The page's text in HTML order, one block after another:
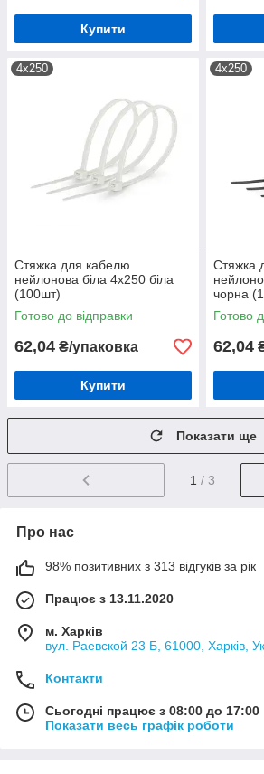
Купити
4х250
Стяжка для кабелю
нейлонова біла 4х250 біла
(100шт)
Готово до відправки
62,04 ₴/упаковка
Купити
4х250
Стяжка
чорна
Готово
62,04
Показати ще
1 / 3
Про нас
98% позитивних з 313 відгуків за рік
Працює з 13.11.2020
м. Харків
вул. Раевской 23 Б, 61000, Харків,
Контакти
Сьогодні працює з 08:00 до 17:00
Показати весь графік роботи